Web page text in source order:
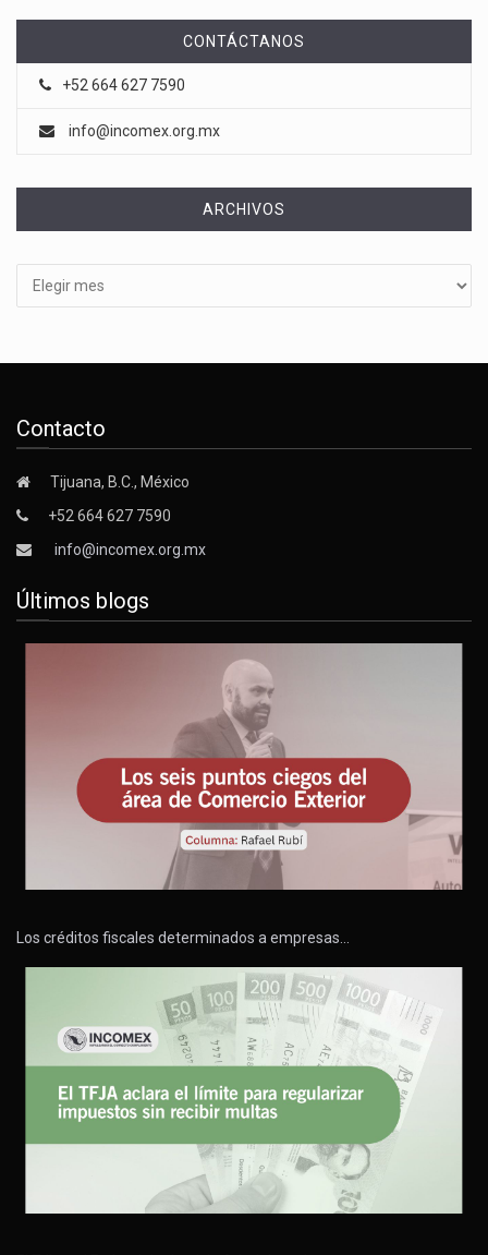
CONTÁCTANOS
+52 664 627 7590
info@incomex.org.mx
ARCHIVOS
Contacto
Tijuana, B.C., México
+52 664 627 7590
info@incomex.org.mx
Últimos blogs
Los créditos fiscales determinados a empresas…